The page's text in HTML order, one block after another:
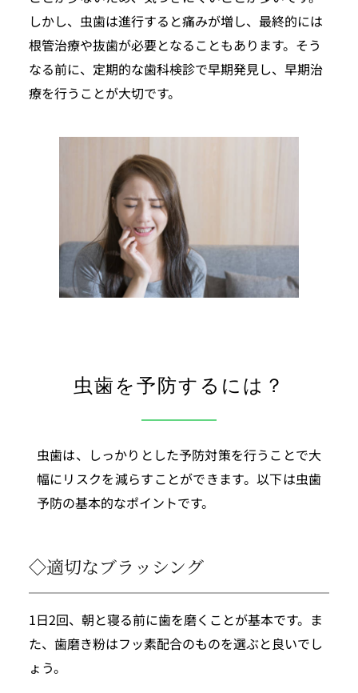
しかし、虫歯は進行すると痛みが増し、最終的には
根管治療や抜歯が必要となることもあります。そう
なる前に、定期的な歯科検診で早期発見し、早期治
療を行うことが大切です。
虫歯を予防するには？
虫歯は、しっかりとした予防対策を行うことで大
幅にリスクを減らすことができます。以下は虫歯
予防の基本的なポイントです。
◇適切なブラッシング
1日2回、朝と寝る前に歯を磨くことが基本です。ま
た、歯磨き粉はフッ素配合のものを選ぶと良いでし
ょう。